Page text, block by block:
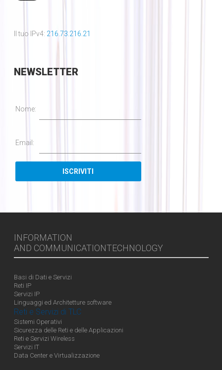
Il tuo IPv4: 216.73.216.21
NEWSLETTER
Nome:
Email:
INFORMATION
AND COMMUNICATIONTECHNOLOGY
Basi di Dati e Servizi
Reti IP
Servizi IP
Linguaggi ed Architetture software
Reti e Servizi di TLC
Sistemi Operativi
Sicurezza delle Reti e delle Applicazioni
Reti e Servizi Wireless
Servizi IT
Data Center e Virtualizzazione